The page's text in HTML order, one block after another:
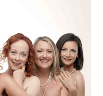
esibirà per il secondo anno
il piacere di applaudire i
Philharmonic per la quarta
da Kristjan Järvi (affiancato